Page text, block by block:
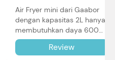
Air Fryer mini dari Gaabor
dengan kapasitas 2L hanya
membutuhkan daya 600W
dalam pemakaian. Simak
review selengkapnya di sini.
Review